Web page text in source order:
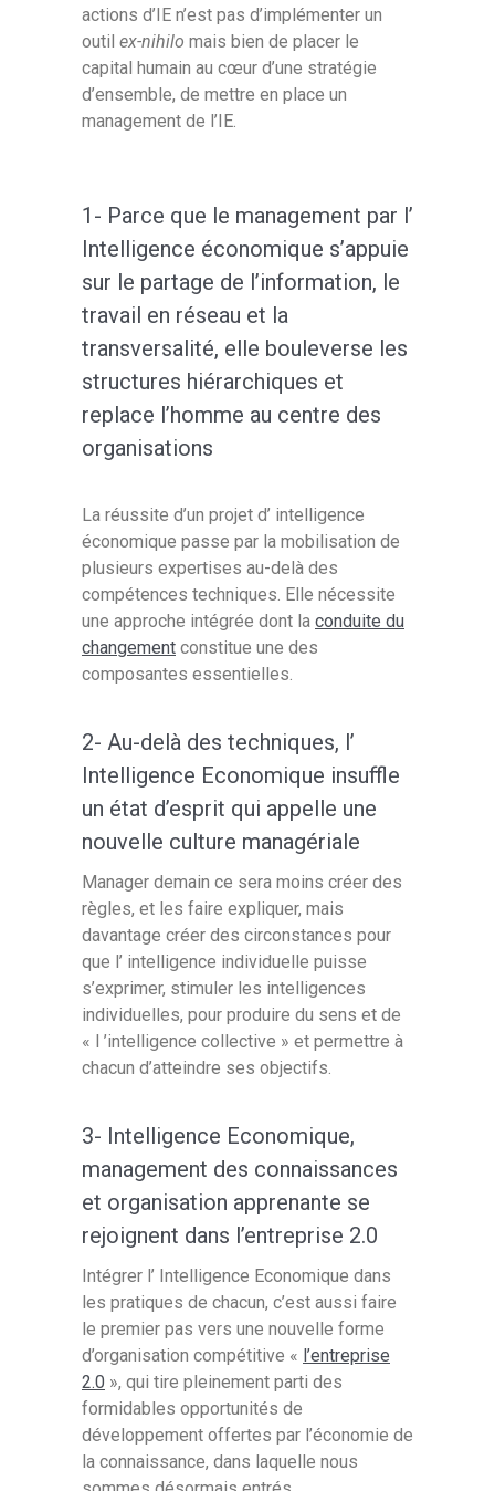
actions d’IE n’est pas d’implémenter un
outil ex-nihilo mais bien de placer le
capital humain au cœur d’une stratégie
d’ensemble, de mettre en place un
management de l’IE.
1- Parce que le management par l’
Intelligence économique s’appuie
sur le partage de l’information, le
travail en réseau et la
transversalité, elle bouleverse les
structures hiérarchiques et
replace l’homme au centre des
organisations
La réussite d’un projet d’ intelligence
économique passe par la mobilisation de
plusieurs expertises au-delà des
compétences techniques. Elle nécessite
une approche intégrée dont la conduite du
changement constitue une des
composantes essentielles.
2- Au-delà des techniques, l’
Intelligence Economique insuffle
un état d’esprit qui appelle une
nouvelle culture managériale
Manager demain ce sera moins créer des
règles, et les faire expliquer, mais
davantage créer des circonstances pour
que l’ intelligence individuelle puisse
s’exprimer, stimuler les intelligences
individuelles, pour produire du sens et de
« l ’intelligence collective » et permettre à
chacun d’atteindre ses objectifs.
3- Intelligence Economique,
management des connaissances
et organisation apprenante se
rejoignent dans l’entreprise 2.0
Intégrer l’ Intelligence Economique dans
les pratiques de chacun, c’est aussi faire
le premier pas vers une nouvelle forme
d’organisation compétitive « l’entreprise
2.0 », qui tire pleinement parti des
formidables opportunités de
développement offertes par l’économie de
la connaissance, dans laquelle nous